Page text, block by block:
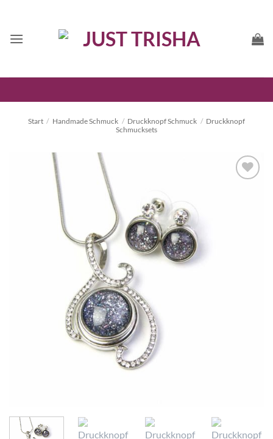
springen
Start / Handmade Schmuck / Druckknopf Schmuck / Druckknopf
Schmucksets